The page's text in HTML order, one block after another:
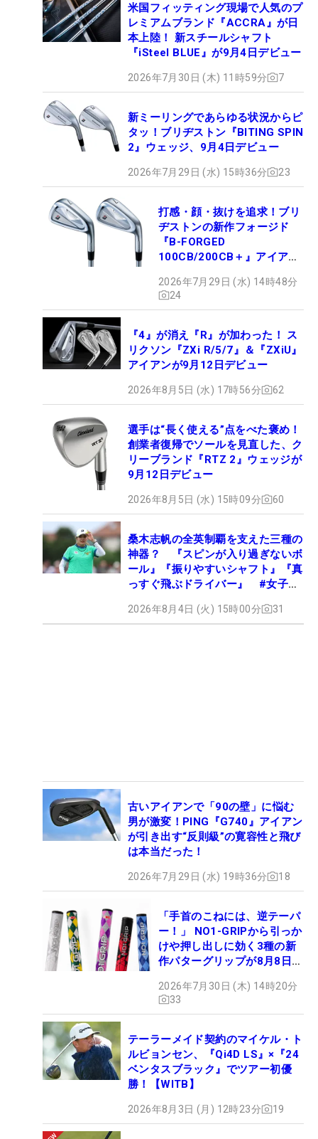
米国フィッティング現場で人気のプ
レミアムブランド『ACCRA』が日
本上陸！ 新スチールシャフト
『iSteel BLUE』が9月4日デビュー
2026年7月30日 (木) 11時59分 7
新ミーリングであらゆる状況からピ
タッ！ブリヂストン『BITING SPIN
2』ウェッジ、9月4日デビュー
2026年7月29日 (水) 15時36分 23
打感・顔・抜けを追求！ブリ
ヂストンの新作フォージド
『B-FORGED
100CB/200CB＋』アイアン
2026年7月29日 (水) 14時48分
24
『4』が消え『R』が加わった！ ス
リクソン『ZXi R/5/7』＆『ZXiU』
アイアンが9月12日デビュー
2026年8月5日 (水) 17時56分 62
選手は“長く使える”点をべた褒め！
創業者復帰でソールを見直した、ク
リーブランド『RTZ 2』ウェッジが
9月12日デビュー
2026年8月5日 (水) 15時09分 60
桑木志帆の全英制覇を支えた三種の
神器？ 『スピンが入り過ぎないボ
ール』『振りやすいシャフト』『真
っすぐ飛ぶドライバー』 #女子プ
2026年8月4日 (火) 15時00分 31
古いアイアンで「90の壁」に悩む
男が激変！PING『G740』アイアン
が引き出す“反則級”の寛容性と飛び
は本当だった！
2026年7月29日 (水) 19時36分 18
「手首のこねには、逆テーパ
ー！」 NO1-GRIPから引っか
けや押し出しに効く3種の新
作パターグリップが8月8日デ
2026年7月30日 (木) 14時20分
33
テーラーメイド契約のマイケル・ト
ルビョンセン、『Qi4D LS』×『24
ベンタスブラック』でツアー初優
勝！【WITB】
2026年8月3日 (月) 12時23分 19